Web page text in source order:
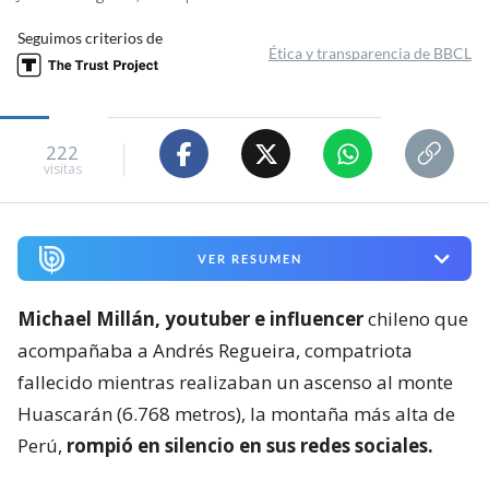
Seguimos criterios de
Ética y transparencia de BBCL
222
visitas
VER RESUMEN
Michael Millán, youtuber e influencerchileno que
acompañaba a Andrés Regueira, compatriota
fallecido mientras realizaban un ascenso al monte
Huascarán (6.768 metros), la montaña más alta de
Perú, rompió en silencio en sus redes sociales.